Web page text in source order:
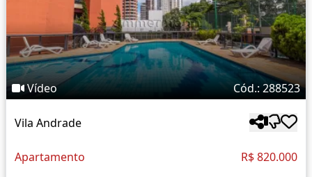
Vídeo Cód.: 288523
Vila Andrade
Apartamento R$ 820.000